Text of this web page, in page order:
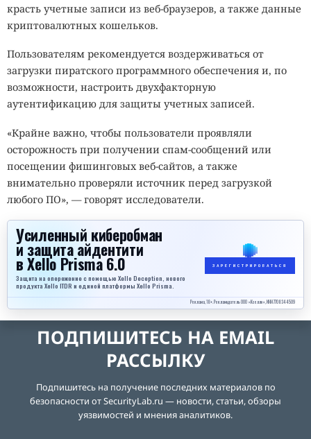
красть учетные записи из веб-браузеров, а также данные
криптовалютных кошельков.
Пользователям рекомендуется воздерживаться от
загрузки пиратского программного обеспечения и, по
возможности, настроить двухфакторную
аутентификацию для защиты учетных записей.
«Крайне важно, чтобы пользователи проявляли
осторожность при получении спам-сообщений или
посещении фишинговых веб-сайтов, а также
внимательно проверяли источник перед загрузкой
любого ПО», — говорят исследователи.
Усиленный киберобман
и защита айдентити
в Xello Prisma 6.0
Защита на опережение с помощью Xello Deception, нового
продукта Xello ITDR и единой платформы Xello Prisma.
ЗАРЕГИСТРИРОВАТЬСЯ
Реклама, 18+. Рекламодатель ООО «Кселло», ИНН 7708344509
ПОДПИШИТЕСЬ НА EMAIL
РАССЫЛКУ
Подпишитесь на получение последних материалов по
безопасности от SecurityLab.ru — новости, статьи, обзоры
уязвимостей и мнения аналитиков.